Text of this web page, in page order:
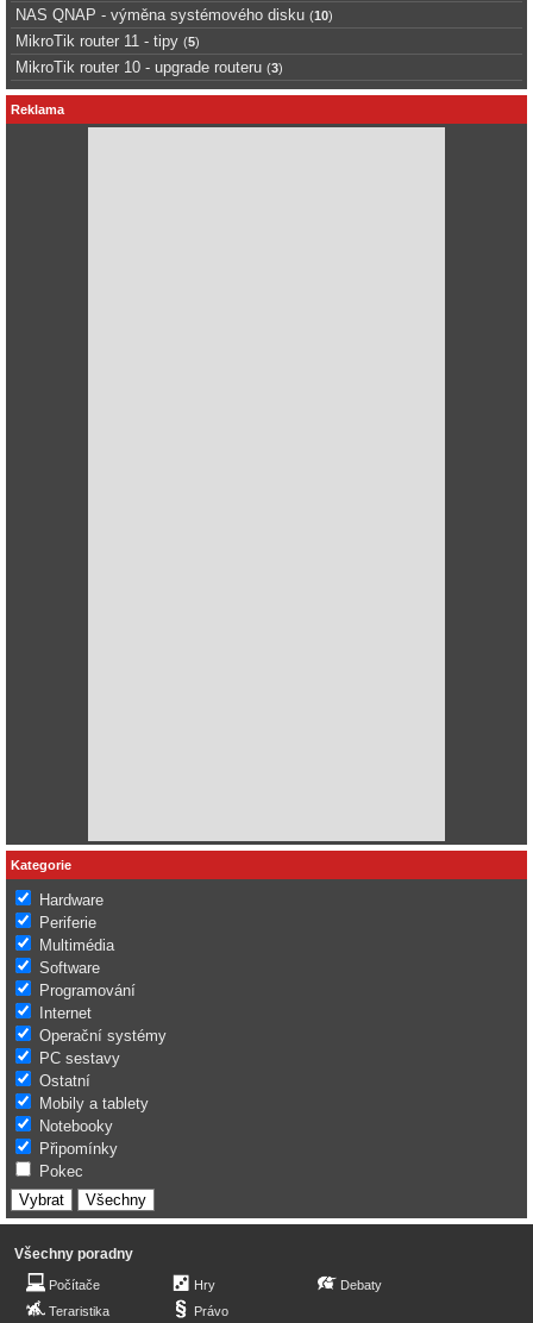
NAS QNAP - výměna systémového disku (10)
MikroTik router 11 - tipy (5)
MikroTik router 10 - upgrade routeru (3)
Reklama
Kategorie
Hardware
Periferie
Multimédia
Software
Programování
Internet
Operační systémy
PC sestavy
Ostatní
Mobily a tablety
Notebooky
Připomínky
Pokec
Všechny poradny
Počítače
Teraristika
Hry
Právo
Debaty